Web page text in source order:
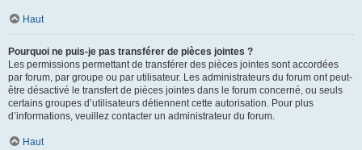
Haut
Pourquoi ne puis-je pas transférer de pièces jointes ?
Les permissions permettant de transférer des pièces jointes sont accordées
par forum, par groupe ou par utilisateur. Les administrateurs du forum ont peut-
être désactivé le transfert de pièces jointes dans le forum concerné, ou seuls
certains groupes d’utilisateurs détiennent cette autorisation. Pour plus
d’informations, veuillez contacter un administrateur du forum.
Haut